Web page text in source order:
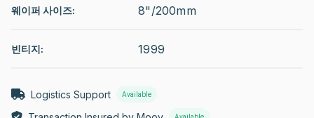
웨이퍼 사이즈: 8"/200mm
빈티지: 1999
Logistics Support Available